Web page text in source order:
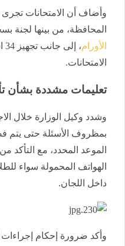
المحافظة، من بينها لجنة
الأورام
الامتحانات.
تعليمات مشددة بشأن
وشدد وكيل الوزارة خلال
بمظروف الأسئلة حتى يتم
الموعد المحدد، مع التأكد
الهواتف المحمولة سواء
داخل اللجان.
وأكد ضرورة إحكام